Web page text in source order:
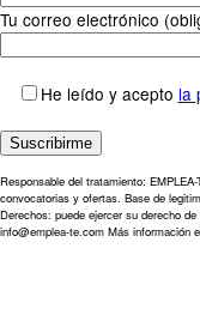
Tu correo electrónico
He leído y acepto la
Responsable del tratamiento:
convocatorias y ofertas. Base de
Derechos: puede ejercer su derecho
info@emplea-te.com Más información